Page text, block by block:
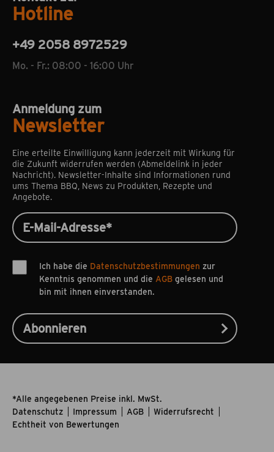
Hotline
+49 2058 8972529
Mo. - Fr.: 08:00 - 16:00 Uhr
Anmeldung zum
Newsletter
Eine erteilte Einwilligung kann jederzeit mit Wirkung für
die Zukunft widerrufen werden (Abmeldelink in jeder
Nachricht). Newsletter-Inhalte sind Informationen rund
ums Thema BBQ, News zu Produkten, Rezepte und
Angebote.
Ich habe die Datenschutzbestimmungen zur
Kenntnis genommen und die AGB gelesen und
bin mit ihnen einverstanden.
*Alle angegebenen Preise inkl. MwSt.
Datenschutz
Impressum AGB
Widerrufsrecht
Echtheit von Bewertungen